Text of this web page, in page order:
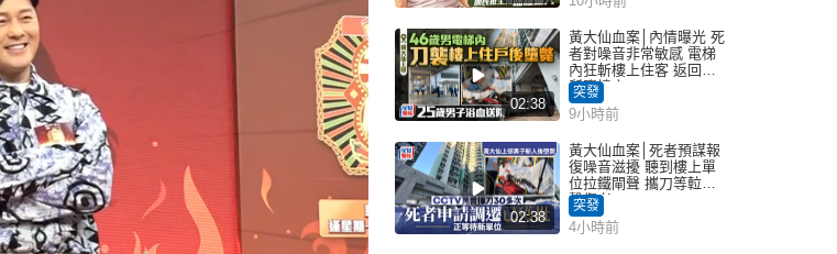
02:38
黃大仙血案│內情曝光 死
者對噪音非常敏感 電梯
內狂斬樓上住客 返回住
所墮樓亡
突發
9小時前
02:38
黃大仙血案│死者預謀報
復噪音滋擾 聽到樓上單
位拉鐵閘聲 攜刀等𨋢伏
擊傷者
突發
4小時前